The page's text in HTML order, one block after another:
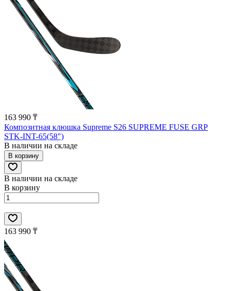
163 990 ₸
Композитная клюшка Supreme S26 SUPREME FUSE GRP
STK-INT-65(58")
В наличии на складе
В корзину
В наличии на складе
В корзину
163 990 ₸